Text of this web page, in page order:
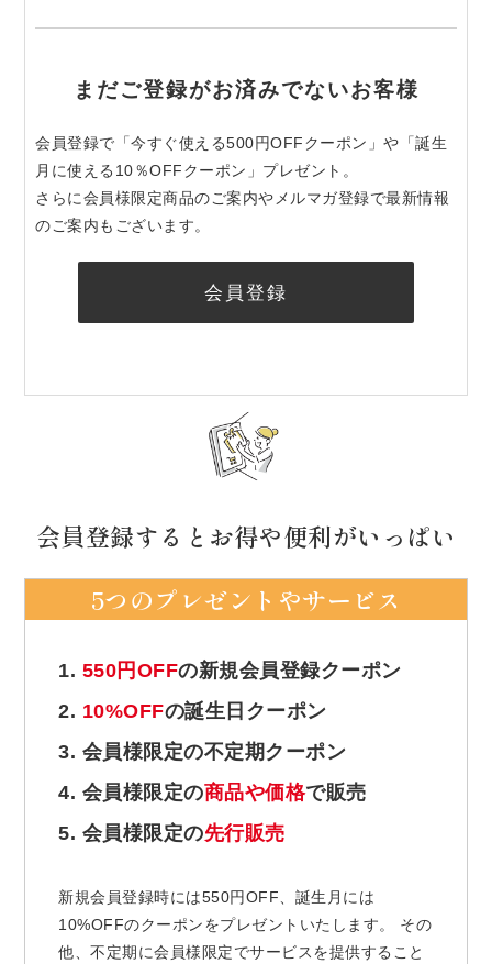
まだご登録がお済みでないお客様
会員登録で「今すぐ使える500円OFFクーポン」や「誕生
月に使える10％OFFクーポン」プレゼント。
さらに会員様限定商品のご案内やメルマガ登録で最新情報
のご案内もございます。
会員登録
会員登録するとお得や便利がいっぱい
5つのプレゼントやサービス
1. 550円OFFの新規会員登録クーポン
2. 10%OFFの誕生日クーポン
3. 会員様限定の不定期クーポン
4. 会員様限定の商品や価格で販売
5. 会員様限定の先行販売
新規会員登録時には550円OFF、誕生月には
10%OFFのクーポンをプレゼントいたします。 その
他、不定期に会員様限定でサービスを提供すること